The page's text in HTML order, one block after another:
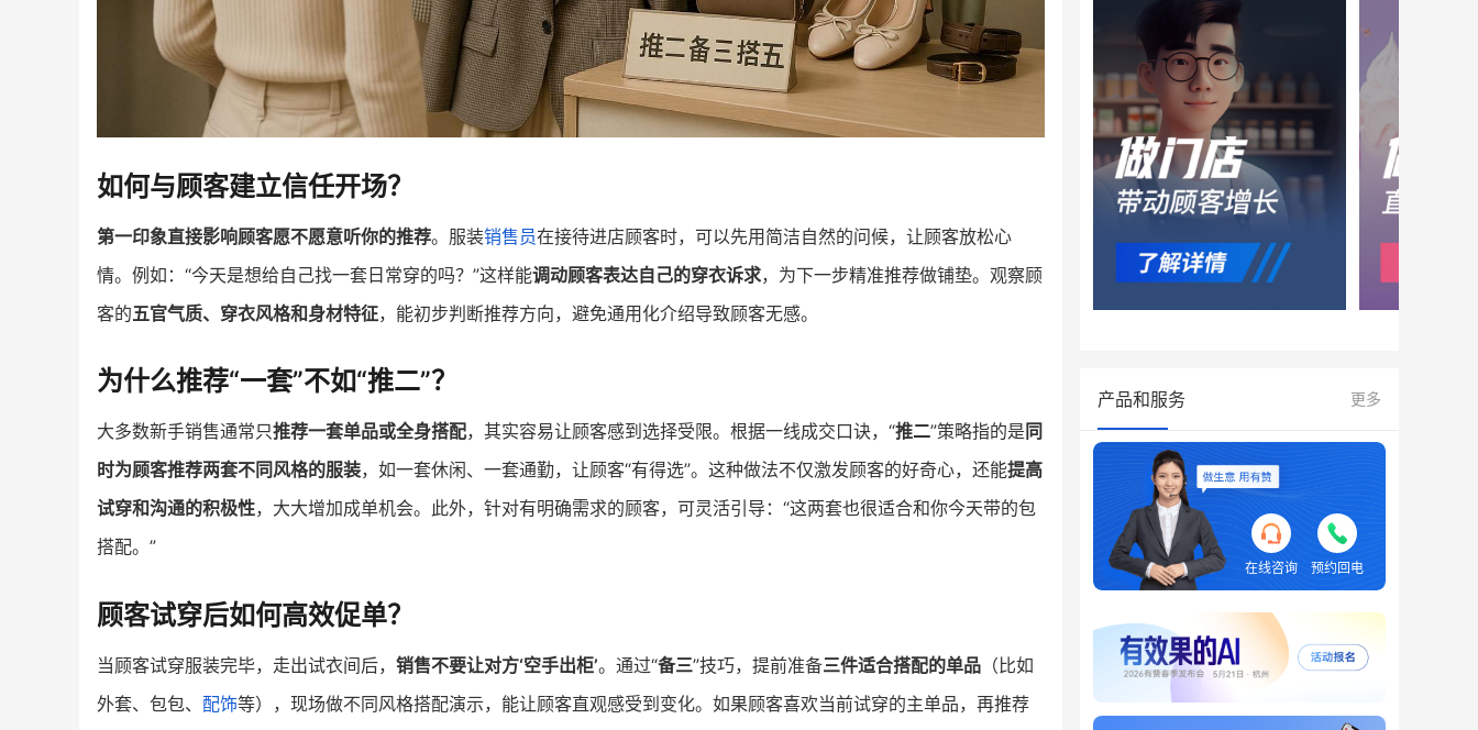
如何与顾客建立信任开场？
第一印象直接影响顾客愿不愿意听你的推荐。服装销售员在接待进店顾客时，可以先用简洁自然的问候，让顾客放松心
情。例如：“今天是想给自己找一套日常穿的吗？”这样能调动顾客表达自己的穿衣诉求，为下一步精准推荐做铺垫。观察顾
客的五官气质、穿衣风格和身材特征，能初步判断推荐方向，避免通用化介绍导致顾客无感。
为什么推荐“一套”不如“推二”？
大多数新手销售通常只推荐一套单品或全身搭配，其实容易让顾客感到选择受限。根据一线成交口诀，“推二”策略指的是 同
时为顾客推荐两套不同风格的服装，如一套休闲、一套通勤，让顾客“有得选”。这种做法不仅激发顾客的好奇心，还能提高
试穿和沟通的积极性，大大增加成单机会。此外，针对有明确需求的顾客，可灵活引导：“这两套也很适合和你今天带的包
搭配。”
顾客试穿后如何高效促单？
当顾客试穿服装完毕，走出试衣间后， 销售不要让对方‘空手出柜’。通过“备三”技巧，提前准备三件适合搭配的单品 （比如
外套、包包、 配饰等），现场做不同风格搭配演示，能让顾客直观感受到变化。如果顾客喜欢当前试穿的主单品，再推荐
产品和服务 更多
在线咨询 预约回电